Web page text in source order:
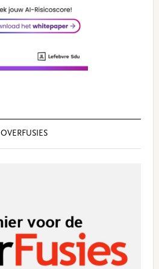
OVERFUSIES